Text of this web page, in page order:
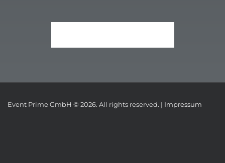
Event Prime GmbH © 2026. All rights reserved. | Impressum